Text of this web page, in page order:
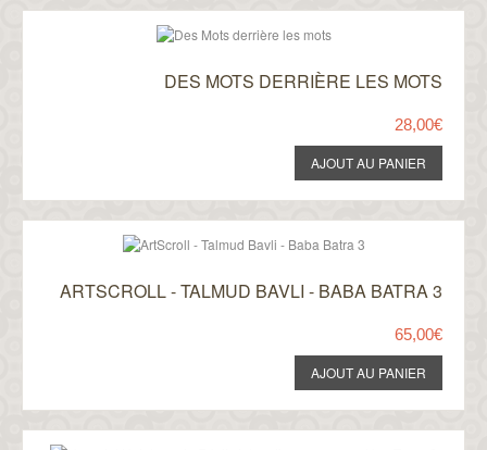
DES MOTS DERRIÈRE LES MOTS
28,00€
ARTSCROLL - TALMUD BAVLI - BABA BATRA 3
65,00€